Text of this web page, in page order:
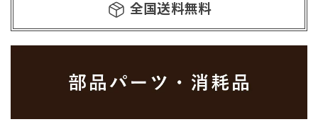
全国送料無料